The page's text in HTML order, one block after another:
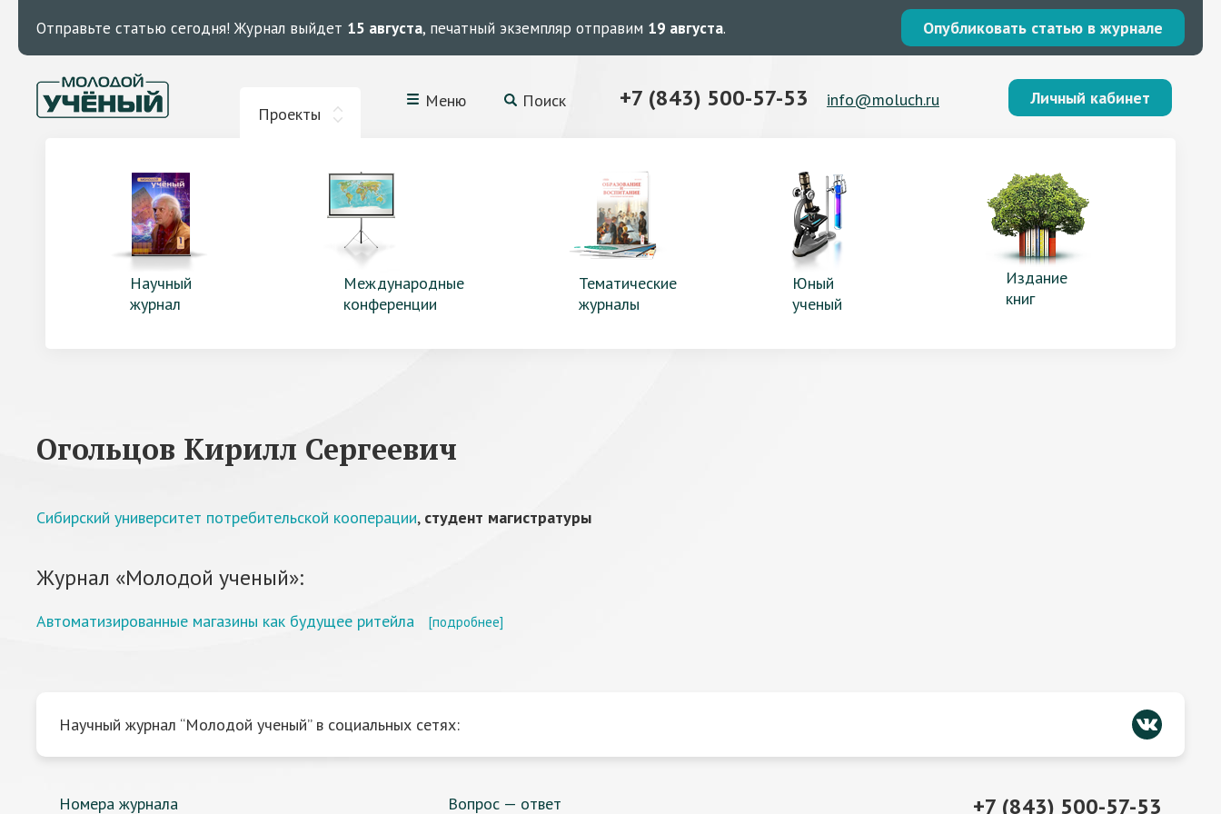
Отправьте статью сегодня! Журнал выйдет 15 августа, печатный экземпляр отправим 19 августа. Опубликовать статью в журнале
Проекты
Меню Поиск +7 (843) 500-57-53 info@moluch.ru Личный кабинет
Научный
журнал
Международные
конференции
Тематические
журналы
Юный
ученый
Издание
книг
Огольцов Кирилл Сергеевич
Сибирский университет потребительской кооперации, студент магистратуры
Журнал «Молодой ученый»:
Автоматизированные магазины как будущее ритейла [подробнее]
Научный журнал “Молодой ученый” в социальных сетях:
Номера журнала Вопрос — ответ +7 (843) 500-57-53